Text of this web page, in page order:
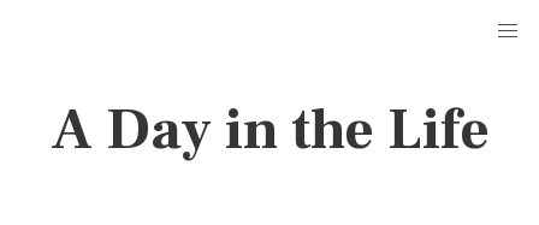
A Day in the Life